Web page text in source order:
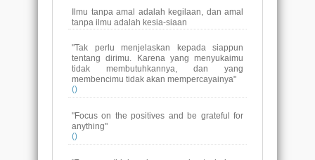
"Tak perlu menjelaskan kepada siappun
tentang dirimu. Karena yang menyukaimu
membencimu tidak akan mempercayainya"
()
"Focus on the positives and be grateful for
anything"
"Payung tidak akan membuat hujamn
berhenti, tapi membuat kita tetap berjalan